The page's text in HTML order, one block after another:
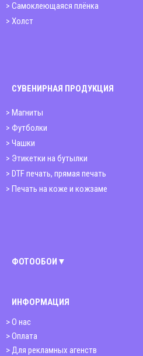
Самоклеющаяся плёнка
Холст
СУВЕНИРНАЯ ПРОДУКЦИЯ
Магниты
Футболки
Чашки
Этикетки на бутылки
DTF печать, прямая печать
Печать на коже и кожзаме
ФОТООБОИ
Винница
Днепр
Житомир
ИНФОРМАЦИЯ
> О нас
> Оплата
> Для рекламных агенств